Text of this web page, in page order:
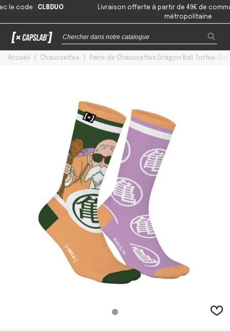
: CLBDUO
Livraison offerte à partir de 49€ de commande
métropolitaine
Accueil Chaussettes Paire de Chaussettes Dragon Ball Tortue